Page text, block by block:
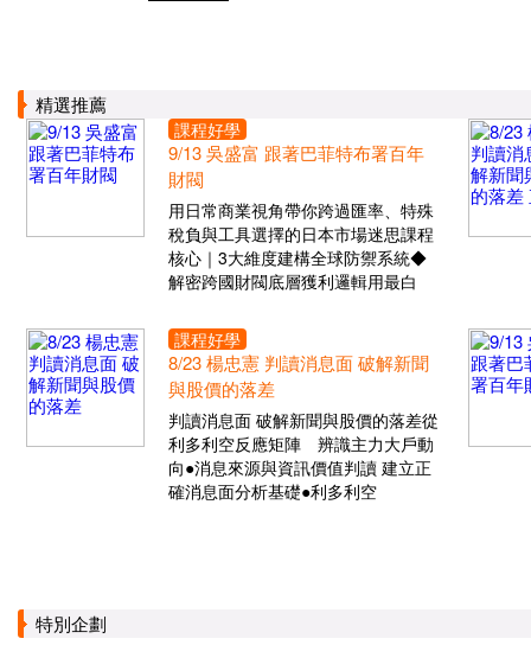
精選推薦
課程好學
9/13 吳盛富 跟著巴菲特布署百年
財閥
用日常商業視角帶你跨過匯率、特殊
稅負與工具選擇的日本市場迷思課程
核心｜3大維度建構全球防禦系統◆
解密跨國財閥底層獲利邏輯用最白
課程好學
8/23 楊忠憲 判讀消息面 破解新聞
與股價的落差
判讀消息面 破解新聞與股價的落差從
利多利空反應矩陣 辨識主力大戶動
向●消息來源與資訊價值判讀 建立正
確消息面分析基礎●利多利空
特別企劃